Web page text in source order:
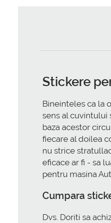
Stickere
Bineinteles ca la
sens al cuvintului
baza acestor
fiecare al doilea
nu strice
eficace ar fi - sa
pentru masina
Cumpara
Dvs. Doriti sa